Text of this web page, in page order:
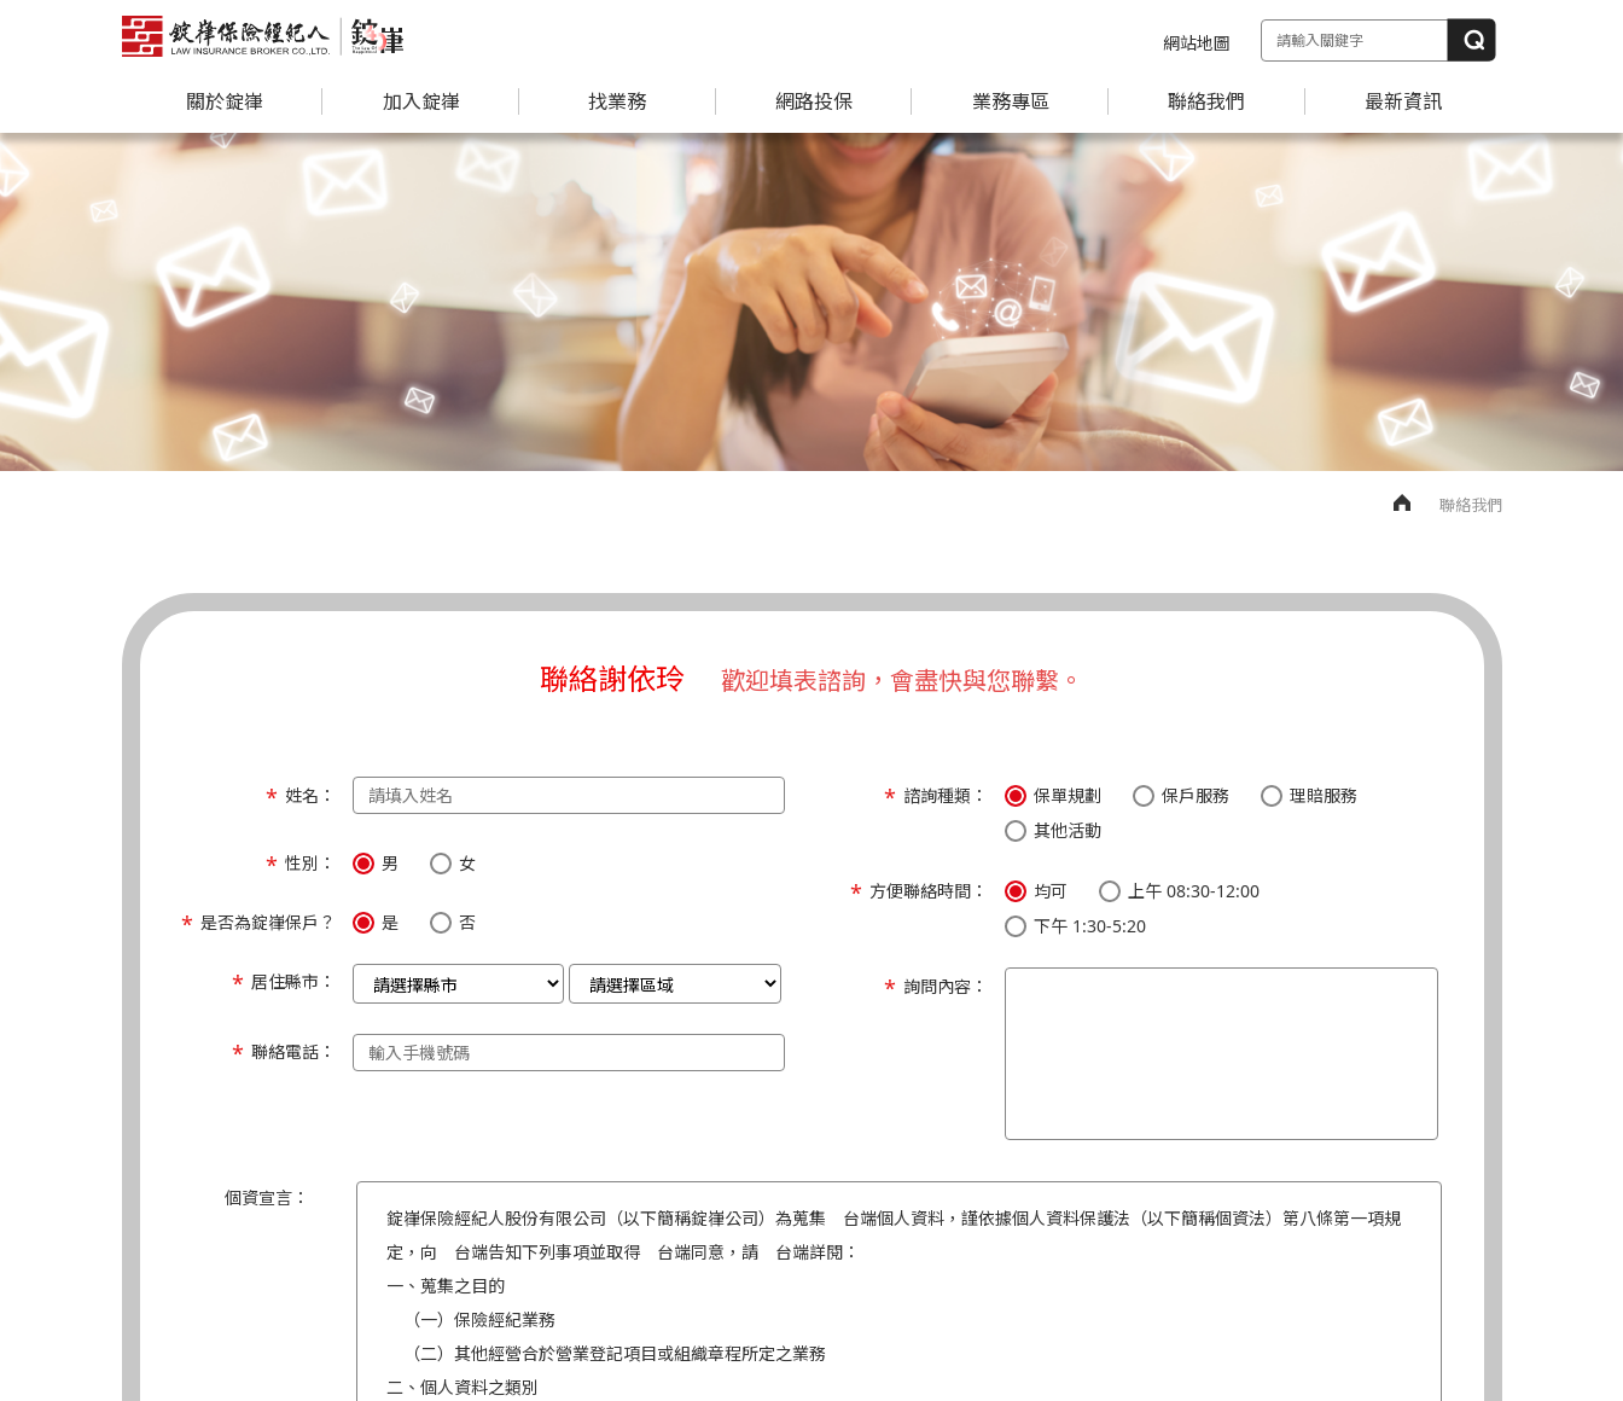
網站地圖
關於錠嵂 加入錠嵂 找業務 網路投保 業務專區 聯絡我們 最新資訊
聯絡我們
聯絡謝依玲 歡迎填表諮詢，會盡快與您聯繫。
姓名：
性別： 男 女
是否為錠嵂保戶？ 是 否
居住縣市：
聯絡電話：
諮詢種類： 保單規劃 保戶服務
理賠服務
其他活動
方便聯絡時間： 均可
上午 08:30-12:00
下午 1:30-5:20
詢問內容：
個資宣言：
錠嵂保險經紀人股份有限公司（以下簡稱錠嵂公司）為蒐集 台端個人資料，謹依據個人資料保護法（以下簡稱個資法）第八條第一項規
定，向 台端告知下列事項並取得 台端同意，請 台端詳閱：
一、蒐集之目的
（一）保險經紀業務
（二）其他經營合於營業登記項目或組織章程所定之業務
二、個人資料之類別